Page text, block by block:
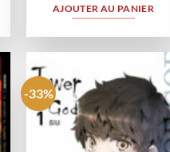
AJOUTER AU PANIER
-33%
Ajouter
wishlist